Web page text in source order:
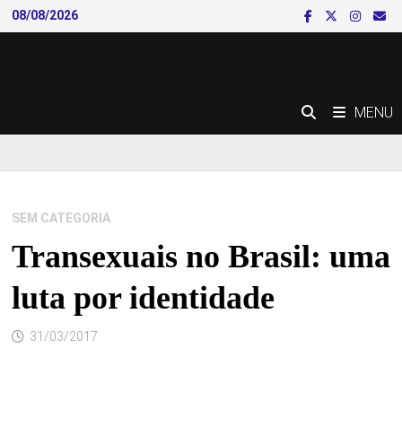
Skip
to
08/08/2026
MENU
SEM CATEGORIA
Transexuais no Brasil: uma
luta por identidade
31/03/2017